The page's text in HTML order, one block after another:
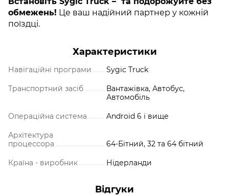
обмежень! Це ваш надійний партнер у кожній
поїздці.
Характеристики
Навігаційні програми Sygic Truck
Транспортний засіб
Вантажівка, Автобус,
Автомобіль
Операційна система Android 6 і вище
Архітектура
процессора
64-Бітний, 32 та 64 бітний
Країна - виробник Нідерланди
Відгуки